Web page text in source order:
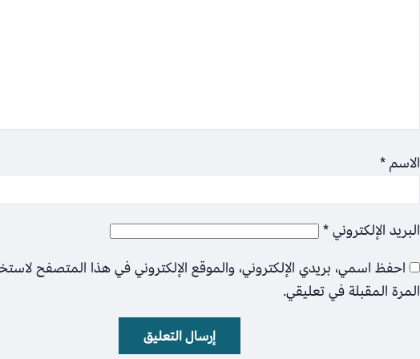
الاسم*
البريد الإلكتروني*
احفظ اسمي، بريدي الإلكتروني، والموقع الإلكتروني في هذا المتصفح
المرة المقبلة في تعليقي.